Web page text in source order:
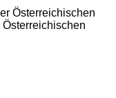
Österreichischen